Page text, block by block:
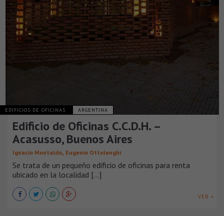
EDIFICIOS DE OFICINAS ARGENTINA
Edificio de Oficinas C.C.D.H. –
Acasusso, Buenos Aires
Ignacio Montaldo, Eugenio Ottolenghi
Se trata de un pequeño edificio de oficinas para renta
ubicado en la localidad [...]
VER +